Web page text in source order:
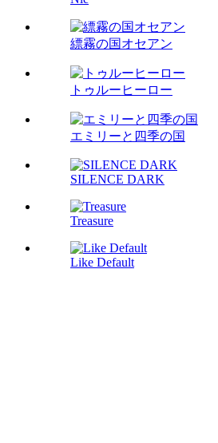
縹霧の国オセアン
トゥルーヒーロー
エミリーと四季の国
SILENCE DARK
Treasure
Like Default